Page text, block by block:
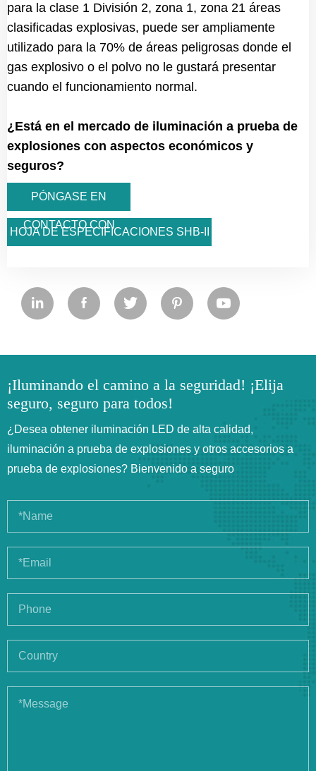
para la clase 1 División 2, zona 1, zona 21 áreas
clasificadas explosivas, puede ser ampliamente
utilizado para la 70% de áreas peligrosas donde el
gas explosivo o el polvo no le gustará presentar
cuando el funcionamiento normal.
¿Está en el mercado de iluminación a prueba de
explosiones con aspectos económicos y
seguros?
PÓNGASE EN
CONTACTO CON
HOJA DE ESPECIFICACIONES SHB-II
    
¡Iluminando el camino a la seguridad! ¡Elija
seguro, seguro para todos!
¿Desea obtener iluminación LED de alta calidad,
iluminación a prueba de explosiones y otros accesorios a
prueba de explosiones? Bienvenido a seguro